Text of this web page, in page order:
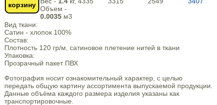
корзину Объем -
0.0035м3
Вид ткани:
Сатин - хлопок 100%
Состав:
Плотность 120 гр/м, сатиновое плетение нитей в ткани
Упаковка:
Прозрачный пакет ПВХ
Фотография носит ознакомительный характер, с целью
передать общую картину ассортимента выпускаемой продукции.
Данные объёма каждого размера изделия указаны как
транспортировочные.